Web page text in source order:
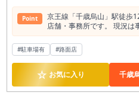
ンバー、ウイスキーバーな
リアで「路面で広く集客す
が通う店舗」「落ち着いた
三軒目需要を取り込む店舗」
区六本木でバー居抜き物件
態物件を探している方、会
にとって、本物件は立地、
スが取れた物件です。六本
能、ソファ席中心のバー居
望者にとって検討価値のある組み合
Point
京王線「千歳烏山」駅徒歩
店舗・事務所です。 現況は
ットエアコン2基やトイレ
ため、初期費用を抑えて事
です。 飲食店は不可ですが
店舗、予約制サロンなど幅
た、本物件の大きな魅力は
を利用する業種や来客対応
階区画のため視認性・アク
#駐車場有 #路面店
☆ お気に入り 千歳